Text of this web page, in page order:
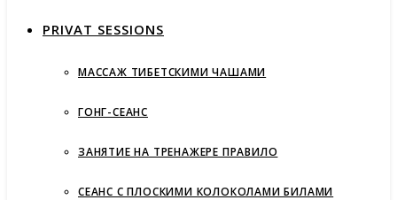
PRIVAT SESSIONS
МАССАЖ ТИБЕТСКИМИ ЧАШАМИ
ГОНГ-СЕАНС
ЗАНЯТИЕ НА ТРЕНАЖЕРЕ ПРАВИЛО
СЕАНС С ПЛОСКИМИ КОЛОКОЛАМИ БИЛАМИ